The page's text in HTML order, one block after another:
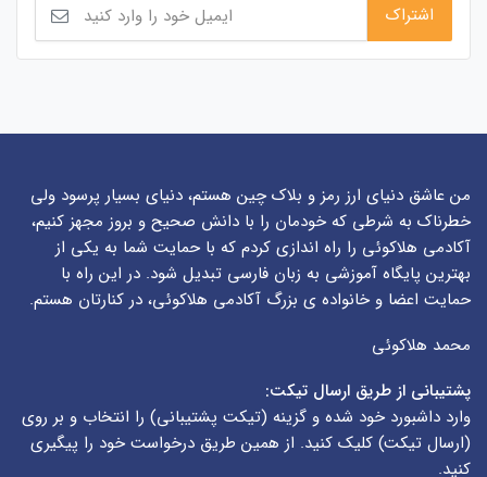
من عاشق دنیای ارز رمز و بلاک چین هستم، دنیای بسیار پرسود ولی
خطرناک به شرطی که خودمان را با دانش صحیح و بروز مجهز کنیم،
آکادمی هلاکوئی را راه اندازی کردم که با حمایت شما به یکی از
بهترین پایگاه آموزشی به زبان فارسی تبدیل شود. در این راه با
حمایت اعضا و خانواده ی بزرگ آکادمی هلاکوئی، در کنارتان هستم.
محمد هلاکوئی
پشتیبانی از طریق ارسال تیکت:
وارد داشبورد خود شده و گزینه (تیکت پشتیبانی) را انتخاب و بر روی
(ارسال تیکت) کلیک کنید. از همین طریق درخواست خود را پیگیری
کنید.